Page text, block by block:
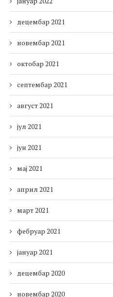
децембар 2021
новембар 2021
октобар 2021
септембар 2021
август 2021
јул 2021
јун 2021
мај 2021
април 2021
март 2021
фебруар 2021
јануар 2021
децембар 2020
новембар 2020